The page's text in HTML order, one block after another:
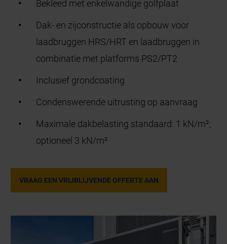
Bekleed met enkelwandige golfplaat
Dak- en zijconstructie als opbouw voor
laadbruggen HRS/HRT en laadbruggen in
combinatie met platforms PS2/PT2
Inclusief grondcoating
Condenswerende uitrusting op aanvraag
Maximale dakbelasting standaard: 1 kN/m²;
optioneel 3 kN/m²
VRAAG EEN VRIJBLIJVENDE OFFERTE AAN